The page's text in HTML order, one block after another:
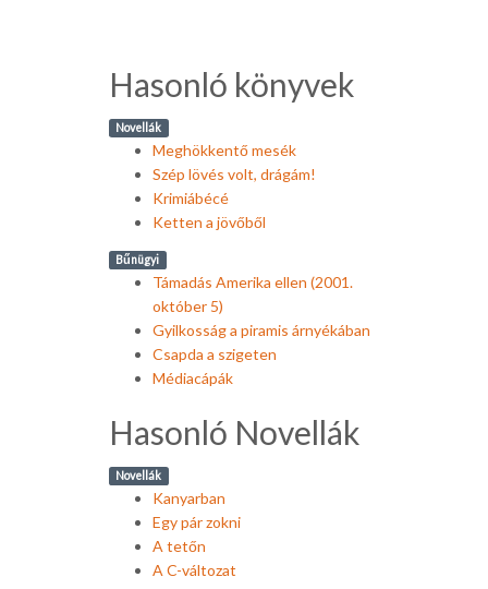
Hasonló könyvek
Novellák
Meghökkentő mesék
Szép lövés volt, drágám!
Krimiábécé
Ketten a jövőből
Bűnügyi
Támadás Amerika ellen (2001.
október 5)
Gyilkosság a piramis árnyékában
Csapda a szigeten
Médiacápák
Hasonló Novellák
Novellák
Kanyarban
Egy pár zokni
A tetőn
A C-változat